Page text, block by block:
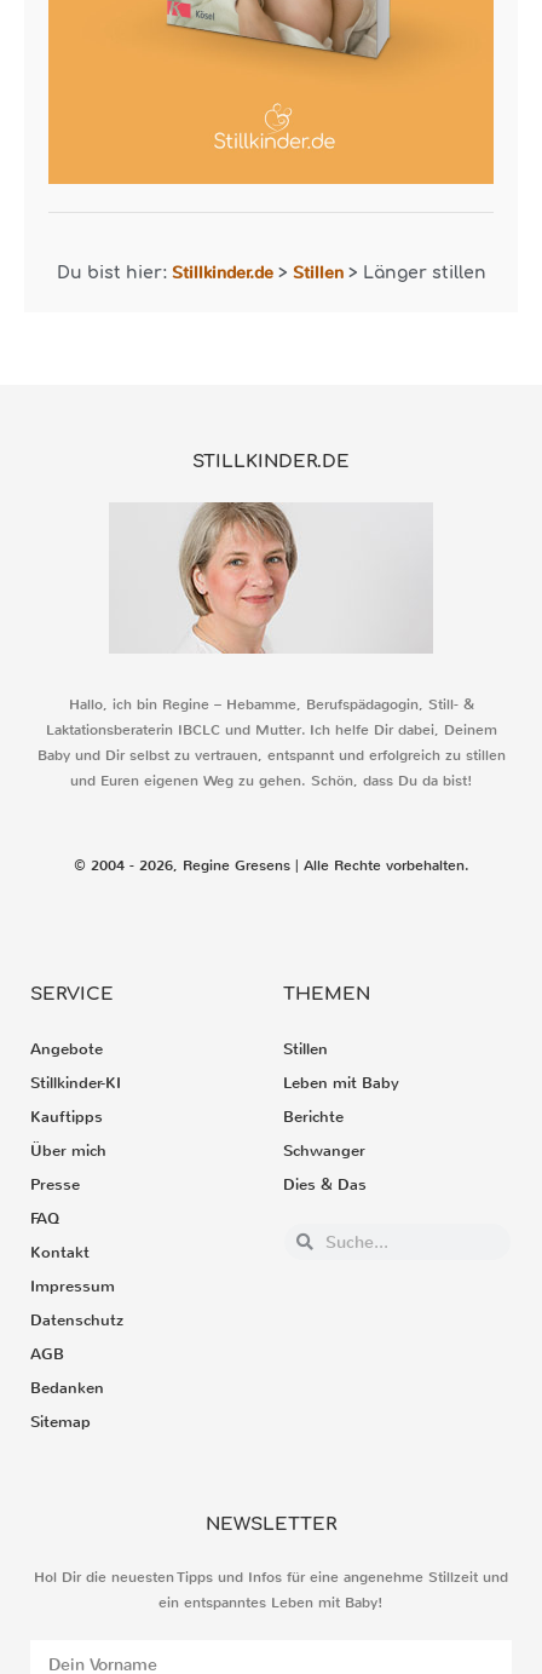
Du bist hier: Stillkinder.de> Stillen> Länger stillen
STILLKINDER.DE
Hallo, ich bin Regine – Hebamme, Berufspädagogin, Still- &
Laktationsberaterin IBCLC und Mutter. Ich helfe Dir dabei, Deinem
Baby und Dir selbst zu vertrauen, entspannt und erfolgreich zu stillen
und Euren eigenen Weg zu gehen. Schön, dass Du da bist!
© 2004 - 2026, Regine Gresens | Alle Rechte vorbehalten.
SERVICE
Angebote
Stillkinder-KI
Kauftipps
Über mich
Presse
FAQ
Kontakt
Impressum
Datenschutz
AGB
Bedanken
Sitemap
THEMEN
Stillen
Leben mit Baby
Berichte
Schwanger
Dies & Das
NEWSLETTER
Hol Dir die neuesten Tipps und Infos für eine angenehme Stillzeit und
ein entspanntes Leben mit Baby!